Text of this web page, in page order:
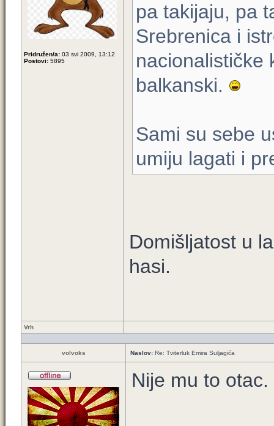
Pridružen/a: 03 svi 2009, 13:12
Postovi: 5895
pa takijaju, pa
Srebrenica i
nacionalističke
balkanski.
Sami su sebe
umiju lagati i
Domišljatost u
hasi.
Vrh
volvoks Naslov: Re: Tviterluk Emira Suljagića
Nije mu to otac.